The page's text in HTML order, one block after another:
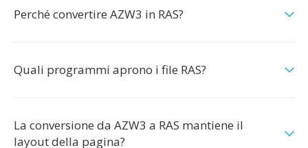
Perché convertire AZW3 in RAS?
Quali programmi aprono i file RAS?
La conversione da AZW3 a RAS mantiene il
layout della pagina?